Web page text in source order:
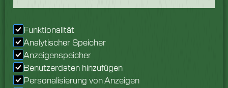
Funktionalität
Analytischer Speicher
Anzeigenspeicher
Benutzerdaten hinzufügen
Personalisierung von Anzeigen
von Ihnen zu hören.
heute mit unserem
Team.
Erkundigen Sie sich jetzt